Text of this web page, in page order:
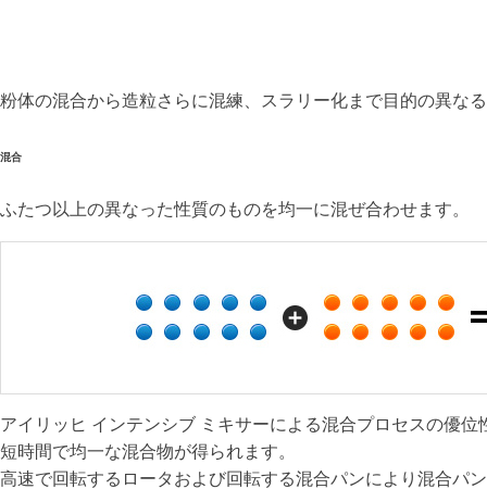
粉体の混合から造粒さらに混練、スラリー化まで目的の異な
混合
ふたつ以上の異なった性質のものを均一に混ぜ合わせます。
アイリッヒ インテンシブ ミキサーによる混合プロセスの優位
短時間で均一な混合物が得られます。
高速で回転するロータおよび回転する混合パンにより混合パ